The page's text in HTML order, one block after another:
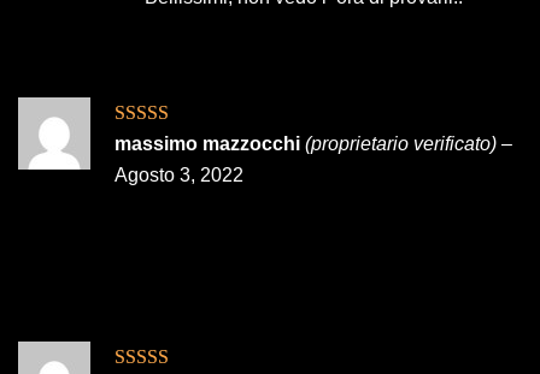
Valutato5su
5
massimo mazzocchi (proprietario verificato) –
Agosto 3, 2022